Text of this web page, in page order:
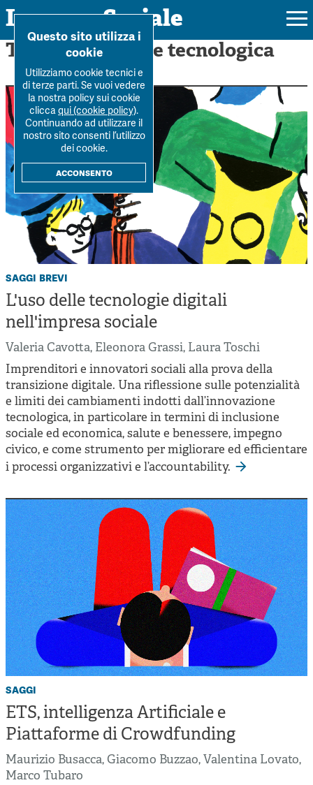
Impresa Sociale
Rivista
Ultimo numero
La Rivista
Submission
Colophon
Autori
Archivio
Argomenti
Forum
Forum
Tutti gli articoli
Autori
Argomenti
Dossier
Tutti i dossier
Workshop Impresa Sociale 2021
Impresa sociale, reciprocità e sostenibilità
Innovazione sociale
Cooperative di comunità
Impresa sociale e democrazia
Acini di fuoco - Dossier Mezzogiorno
Valutazione e dintorni
Chi siamo
Contatti
Sostienici
Home
Tag: Innovazione tecnologica
saggi brevi
L'uso delle tecnologie digitali
nell'impresa sociale
Valeria Cavotta, Eleonora Grassi, Laura Toschi
Imprenditori e innovatori sociali alla prova della
transizione digitale. Una riflessione sulle potenzialità
e limiti dei cambiamenti indotti dall’innovazione
tecnologica, in particolare in termini di inclusione
sociale ed economica, salute e benessere, impegno
civico, e come strumento per migliorare ed efficientare
i processi organizzativi e l’accountability.
saggi
ETS, intelligenza Artificiale e
Piattaforme di Crowdfunding
Maurizio Busacca,Giacomo Buzzao, Valentina Lovato,
Marco Tubaro
Questo sito utilizza i
cookie
Utilizziamo cookie tecnici e
di terze parti. Se vuoi vedere
la nostra policy sui cookie
cliccaqui (cookie policy).
Continuando ad utilizzare il
nostro sito consenti l’utilizzo
dei cookie.
acconsento